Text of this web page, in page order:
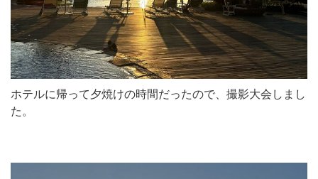
ホテルに帰って夕焼けの時間だったので、撮影大会しまし
た。